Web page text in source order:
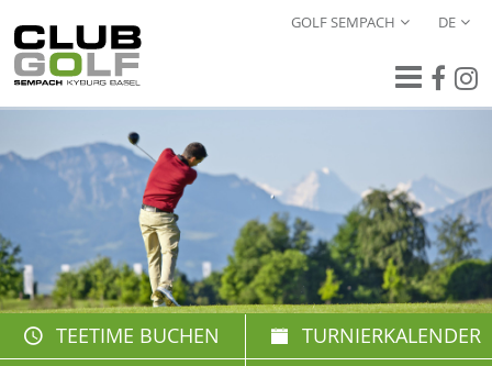
GOLF SEMPACH DE
TEETIME BUCHEN
TURNIERKALENDER